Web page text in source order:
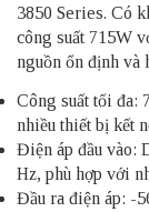
3850 Series. Có
công suất 715W
nguồn ổn định và
Công suất tối đa:
nhiều thiết bị kết
Điện áp đầu vào:
Hz, phù hợp với
Đầu ra điện áp: -